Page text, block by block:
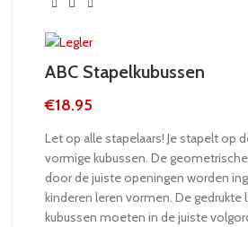
ABC Stapelkubussen
€18.95
Let op alle stapelaars! Je stapelt op
vormige kubussen. De
door de juiste openingen worden
kinderen leren vormen. De gedrukte
kubussen moeten in de juiste